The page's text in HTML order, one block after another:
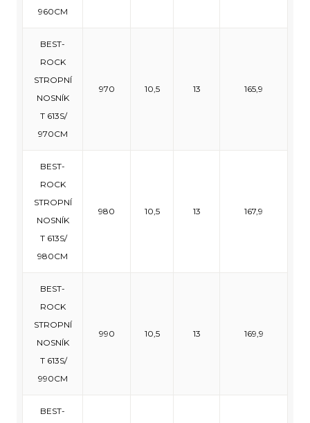
960CM
BEST-
ROCK
STROPNÍ
NOSNÍK
T 613S/
970CM
970 10,5 13 165,9
BEST-
ROCK
STROPNÍ
NOSNÍK
T 613S/
980CM
980 10,5 13 167,9
BEST-
ROCK
STROPNÍ
NOSNÍK
T 613S/
990CM
990 10,5 13 169,9
BEST-